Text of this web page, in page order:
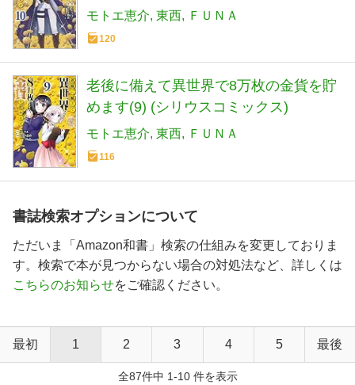
モトエ恵介 東西 ＦＵＮＡ
120
老後に備えて異世界で8万枚の金貨を貯
めます(9) (シリウスコミックス)
モトエ恵介 東西 ＦＵＮＡ
116
書誌検索オプションについて
ただいま「Amazon和書」検索の仕組みを変更しておりま
す。検索で本が見つからない場合の対処法など、詳しくは
こちらのお知らせをご確認ください。
最初 1 2 3 4 5 最後
全87件中 1-10 件を表示